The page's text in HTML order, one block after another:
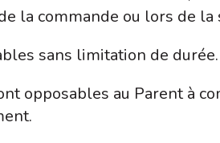
la commande ou lors de la
sans limitation de durée.
opposables au Parent à